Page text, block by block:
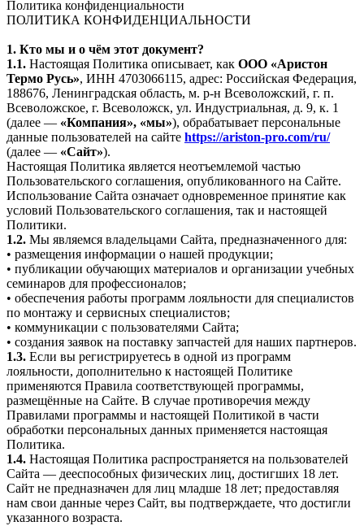
Политика конфиденциальности
ПОЛИТИКА КОНФИДЕНЦИАЛЬНОСТИ
1. Кто мы и о чём этот документ?
1.1. Настоящая Политика описывает, как ООО «Аристон
Термо Русь», ИНН 4703066115, адрес: Российская Федерация,
188676, Ленинградская область, м. р-н Всеволожский, г. п.
Всеволожское, г. Всеволожск, ул. Индустриальная, д. 9, к. 1
(далее — «Компания», «мы»), обрабатывает персональные
данные пользователей на сайте https://ariston-pro.com/ru/
(далее — «Сайт»).
Настоящая Политика является неотъемлемой частью
Пользовательского соглашения, опубликованного на Сайте.
Использование Сайта означает одновременное принятие как
условий Пользовательского соглашения, так и настоящей
Политики.
1.2. Мы являемся владельцами Сайта, предназначенного для:
• размещения информации о нашей продукции;
• публикации обучающих материалов и организации учебных
семинаров для профессионалов;
• обеспечения работы программ лояльности для специалистов
по монтажу и сервисных специалистов;
• коммуникации с пользователями Сайта;
• создания заявок на поставку запчастей для наших партнеров.
1.3. Если вы регистрируетесь в одной из программ
лояльности, дополнительно к настоящей Политике
применяются Правила соответствующей программы,
размещённые на Сайте. В случае противоречия между
Правилами программы и настоящей Политикой в части
обработки персональных данных применяется настоящая
Политика.
1.4. Настоящая Политика распространяется на пользователей
Сайта — дееспособных физических лиц, достигших 18 лет.
Сайт не предназначен для лиц младше 18 лет; предоставляя
нам свои данные через Сайт, вы подтверждаете, что достигли
указанного возраста.